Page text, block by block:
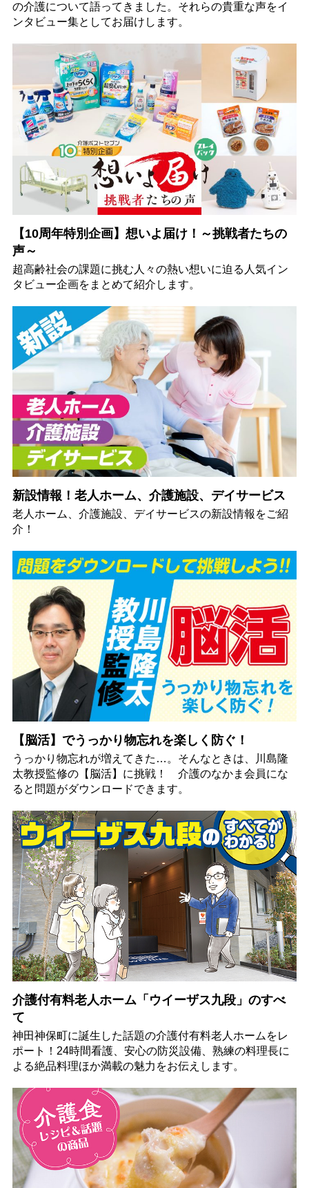
の介護について語ってきました。それらの貴重な声をイ
ンタビュー集としてお届けします。
【10周年特別企画】想いよ届け！～挑戦者たちの
声～
超高齢社会の課題に挑む人々の熱い想いに迫る人気イン
タビュー企画をまとめて紹介します。
新設情報！老人ホーム、介護施設、デイサービス
老人ホーム、介護施設、デイサービスの新設情報をご紹
介！
【脳活】でうっかり物忘れを楽しく防ぐ！
うっかり物忘れが増えてきた…。そんなときは、川島隆
太教授監修の【脳活】に挑戦！ 介護のなかま会員にな
ると問題がダウンロードできます。
介護付有料老人ホーム「ウイーザス九段」のすべ
て
神田神保町に誕生した話題の介護付有料老人ホームをレ
ポート！24時間看護、安心の防災設備、熟練の料理長に
よる絶品料理ほか満載の魅力をお伝えします。